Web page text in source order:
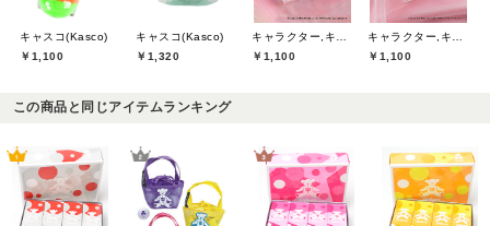
キャスコ(Kasco)
￥1,100
キャスコ(Kasco)
￥1,320
￥1,100
￥1,100
この商品と同じアイテムランキング